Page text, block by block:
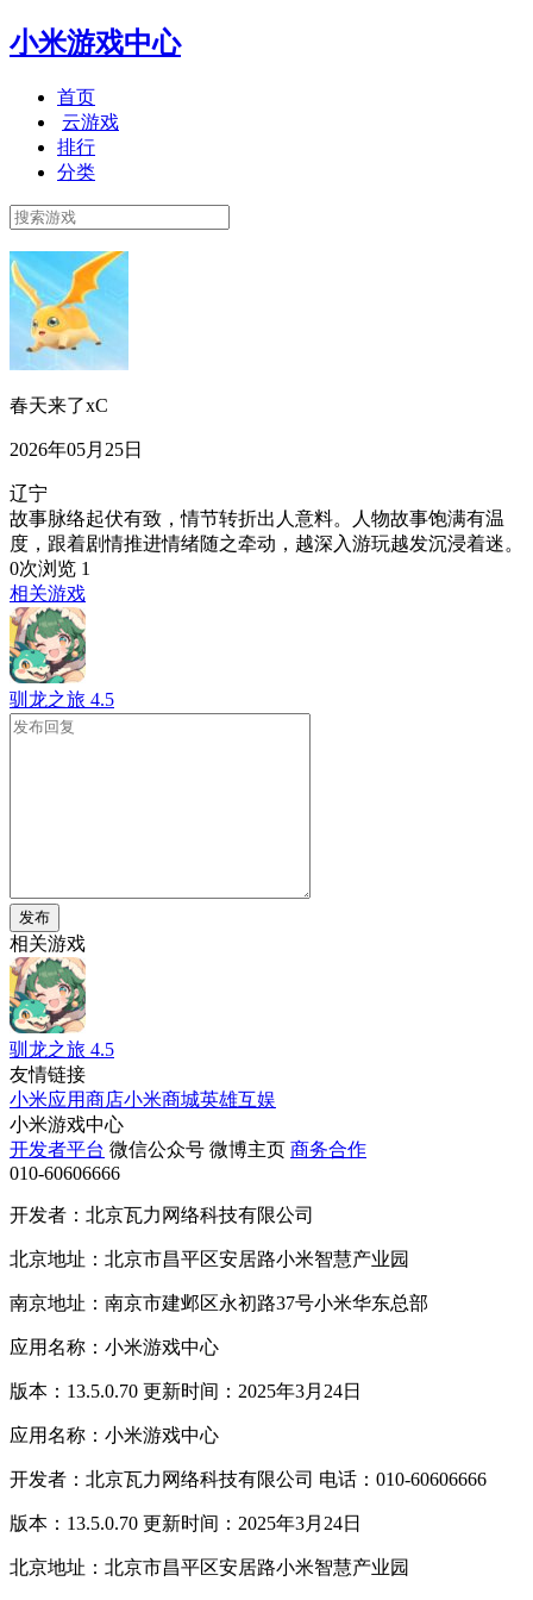
小米游戏中心
首页
云游戏
排行
分类
春天来了xC
2026年05月25日
辽宁
故事脉络起伏有致，情节转折出人意料。人物故事饱满有温
度，跟着剧情推进情绪随之牵动，越深入游玩越发沉浸着迷。
0次浏览 1
相关游戏
驯龙之旅 4.5
发布
相关游戏
驯龙之旅 4.5
友情链接
小米应用商店小米商城英雄互娱
小米游戏中心
开发者平台 微信公众号 微博主页 商务合作
010-60606666
开发者：北京瓦力网络科技有限公司
北京地址：北京市昌平区安居路小米智慧产业园
南京地址：南京市建邺区永初路37号小米华东总部
应用名称：小米游戏中心
版本：13.5.0.70 更新时间：2025年3月24日
应用名称：小米游戏中心
开发者：北京瓦力网络科技有限公司 电话：010-60606666
版本：13.5.0.70 更新时间：2025年3月24日
北京地址：北京市昌平区安居路小米智慧产业园